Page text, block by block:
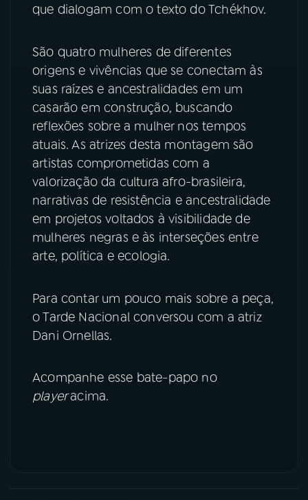
ACOMPANHE A RÁDIO NACIONAL
Instagram X
TikTok
que dialogam com o texto do Tchékhov.
São quatro mulheres de diferentes
origens e vivências que se conectam às
suas raízes e ancestralidades em um
casarão em construção, buscando
reflexões sobre a mulher nos tempos
atuais. As atrizes desta montagem são
artistas comprometidas com a
valorização da cultura afro-brasileira,
narrativas de resistência e ancestralidade
em projetos voltados à visibilidade de
mulheres negras e às interseções entre
arte, política e ecologia.
Para contar um pouco mais sobre a peça,
o Tarde Nacional conversou com a atriz
Dani Ornellas.
Acompanhe esse bate-papo no
playeracima.